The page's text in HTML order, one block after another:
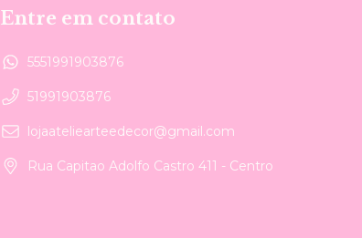
Entre em contato
5551991903876
51991903876
lojaateliearteedecor@gmail.com
Rua Capitao Adolfo Castro 411 - Centro